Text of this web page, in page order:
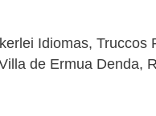
Idiomas, Truccos
de Ermua Denda,